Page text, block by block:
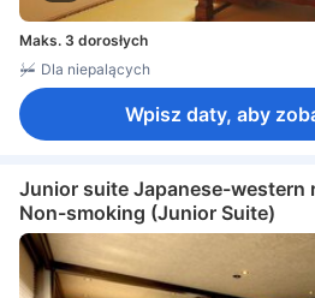
Maks. 3 dorosłych
Dla niepalących
Wpisz daty, aby
Junior suite Japanese-western
Non-smoking (Junior Suite)